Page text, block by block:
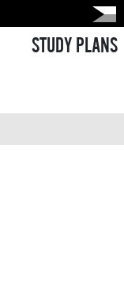
STUDY PLANS